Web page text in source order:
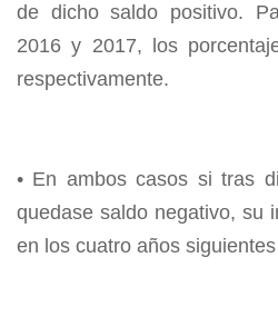
de dicho saldo positivo.
2016 y 2017, los
respectivamente.
• En ambos casos si tras
quedase saldo negativo, su
en los cuatro años siguientes